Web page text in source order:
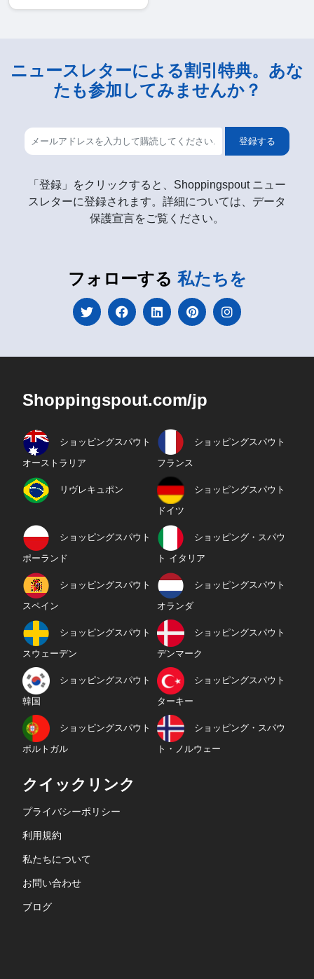
ニュースレターによる割引特典。あな
たも参加してみませんか？
登録する
「登録」をクリックすると、Shoppingspout ニュー
スレターに登録されます。詳細については、データ
保護宣言をご覧ください。
フォローする 私たちを
Shoppingspout.com/jp
ショッピングスパウト
オーストラリア
ショッピングスパウト
フランス
リヴレキュポン ショッピングスパウト
ドイツ
ショッピングスパウト
ポーランド
ショッピング・スパウ
ト イタリア
ショッピングスパウト
スペイン
ショッピングスパウト
オランダ
ショッピングスパウト
スウェーデン
ショッピングスパウト
デンマーク
ショッピングスパウト
韓国
ショッピングスパウト
ターキー
ショッピングスパウト
ポルトガル
ショッピング・スパウ
ト・ノルウェー
クイックリンク
プライバシーポリシー
利用規約
私たちについて
お問い合わせ
ブログ